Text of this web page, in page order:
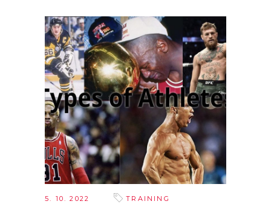
5. 10. 2022 TRAINING